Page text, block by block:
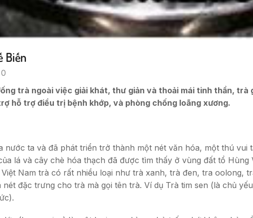
Biến
0
trà ngoài việc giải khát, thư giản và thoải mái tinh thần,
hỗ trợ điều trị bệnh khớp, và phòng chống loãng xương.
ta và đã phát triển trở thành một nét văn hóa, một thú vui
lá và cây chè hóa thạch đã được tìm thấy ở vùng đất tổ
Nam trà có rất nhiều loại như trà xanh, trà đen, tra oolong,
đặc trưng cho trà mà gọi tên trà. Ví dụ Trà tim sen (là chủ